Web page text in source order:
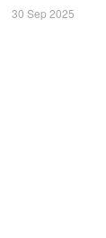
30 Sep 2025